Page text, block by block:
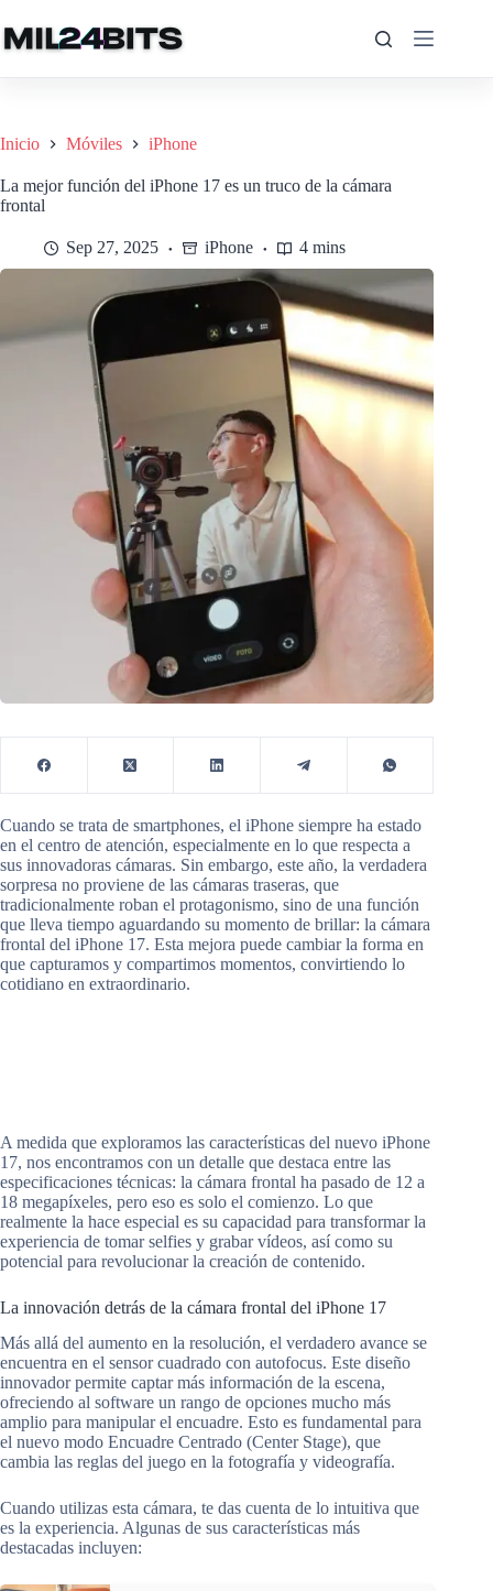
al
contenido
Inicio Móviles iPhone
La mejor función del iPhone 17 es un truco de la cámara
frontal
Sep 27, 2025 iPhone 4 mins
Cuando se trata de smartphones, el iPhone siempre ha estado
en el centro de atención, especialmente en lo que respecta a
sus innovadoras cámaras. Sin embargo, este año, la verdadera
sorpresa no proviene de las cámaras traseras, que
tradicionalmente roban el protagonismo, sino de una función
que lleva tiempo aguardando su momento de brillar: la cámara
frontal del iPhone 17. Esta mejora puede cambiar la forma en
que capturamos y compartimos momentos, convirtiendo lo
cotidiano en extraordinario.
A medida que exploramos las características del nuevo iPhone
17, nos encontramos con un detalle que destaca entre las
especificaciones técnicas: la cámara frontal ha pasado de 12 a
18 megapíxeles, pero eso es solo el comienzo. Lo que
realmente la hace especial es su capacidad para transformar la
experiencia de tomar selfies y grabar vídeos, así como su
potencial para revolucionar la creación de contenido.
La innovación detrás de la cámara frontal del iPhone 17
Más allá del aumento en la resolución, el verdadero avance se
encuentra en el sensor cuadrado con autofocus. Este diseño
innovador permite captar más información de la escena,
ofreciendo al software un rango de opciones mucho más
amplio para manipular el encuadre. Esto es fundamental para
el nuevo modo Encuadre Centrado (Center Stage), que
cambia las reglas del juego en la fotografía y videografía.
Cuando utilizas esta cámara, te das cuenta de lo intuitiva que
es la experiencia. Algunas de sus características más
destacadas incluyen: